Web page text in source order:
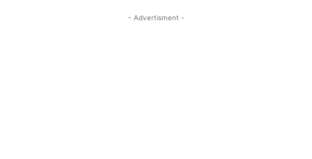
- Advertisment -